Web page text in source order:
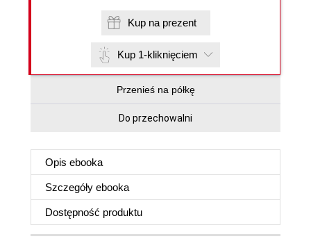
Kup na prezent
Kup 1-kliknięciem
Przenieś na półkę
Do przechowalni
Opis ebooka
Szczegóły ebooka
Dostępność produktu